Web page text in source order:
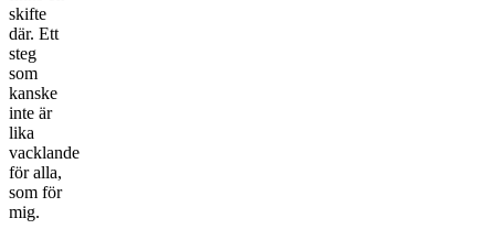
skifte
där. Ett
steg
som
kanske
inte är
lika
vacklande
för alla,
som för
mig.